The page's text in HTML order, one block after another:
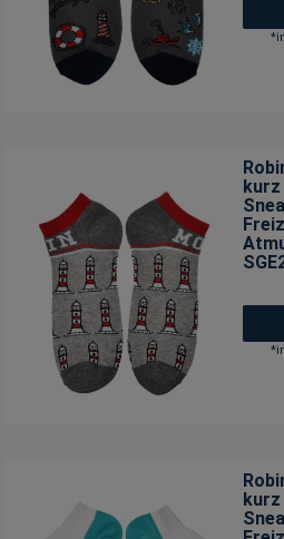
*
kurz
*
kurz